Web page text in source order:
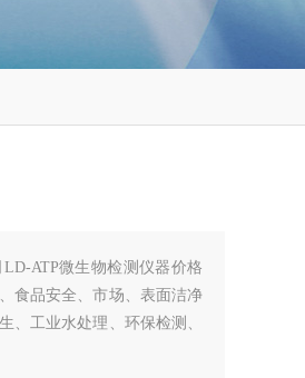
ATP微生物检测仪器价格
食品安全、市场、表面洁净
、工业水处理、环保检测、